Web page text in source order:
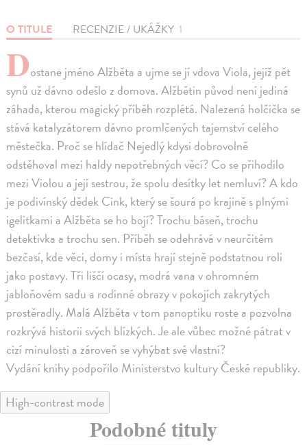
O TITULE RECENZIE / UKÁŽKY 1
Dostane jméno Alžběta a ujme se jí vdova Viola, jejíž pět
synů už dávno odešlo z domova. Alžbětin původ není jediná
záhada, kterou magický příběh rozplétá. Nalezená holčička se
stává katalyzátorem dávno promlčených tajemství celého
městečka. Proč se hlídač Nejedlý kdysi dobrovolně
odstěhoval mezi haldy nepotřebných věcí? Co se přihodilo
mezi Violou a její sestrou, že spolu desítky let nemluví? A kdo
je podivínský dědek Cink, který se šourá po krajině s plnými
igelitkami a Alžběta se ho bojí? Trochu báseň, trochu
detektivka a trochu sen. Příběh se odehrává v neurčitém
bezčasí, kde věci, domy i místa hrají stejně podstatnou roli
jako postavy. Tři liščí ocasy, modrá vana v ohromném
jabloňovém sadu a rodinné obrazy v pokojích zakrytých
prostěradly. Malá Alžběta v tom panoptiku roste a pozvolna
rozkrývá historii svých blízkých. Je ale vůbec možné pátrat v
cizí minulosti a zároveň se vyhýbat své vlastní?
Vydání knihy podpořilo Ministerstvo kultury České republiky.
High-contrast mode
Podobné tituly